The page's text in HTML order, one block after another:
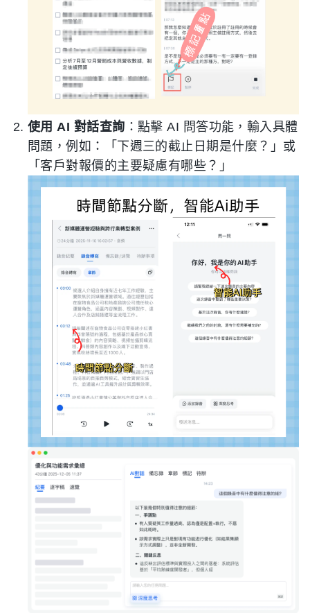
使用 AI 對話查詢 ：點擊 AI 問答功能，輸入具體
問題，例如：「下週三的截止日期是什麼？」或
「客戶對報價的主要疑慮有哪些？」